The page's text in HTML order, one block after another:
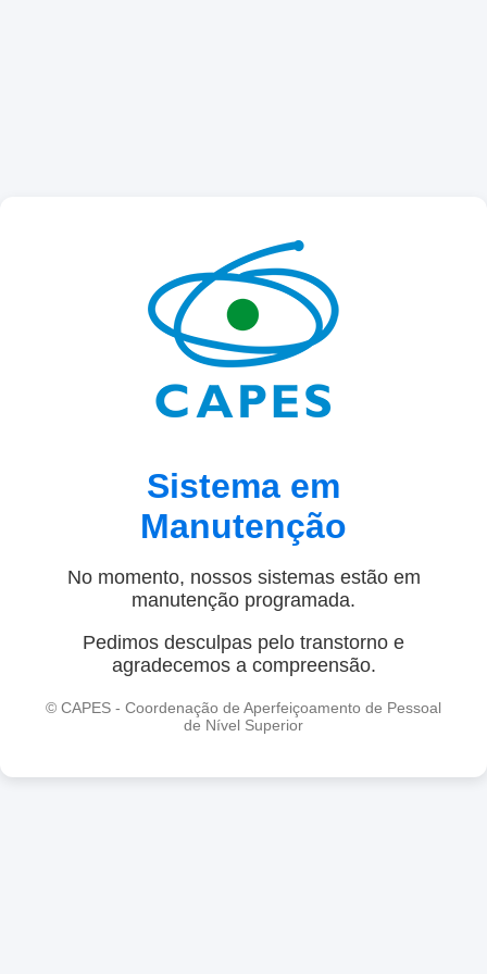
Sistema em
Manutenção
No momento, nossos sistemas estão em
manutenção programada.
Pedimos desculpas pelo transtorno e
agradecemos a compreensão.
© CAPES - Coordenação de Aperfeiçoamento de Pessoal
de Nível Superior